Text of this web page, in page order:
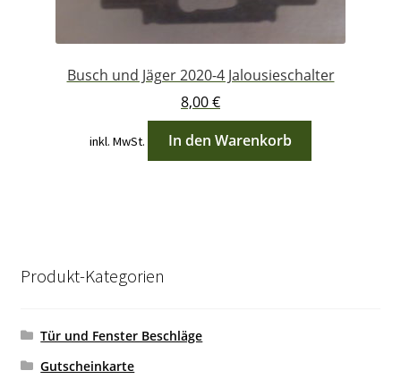
Busch und Jäger 2020-4 Jalousieschalter
8,00€
inkl. MwSt. In den Warenkorb
Produkt-Kategorien
Tür und Fenster Beschläge
Gutscheinkarte